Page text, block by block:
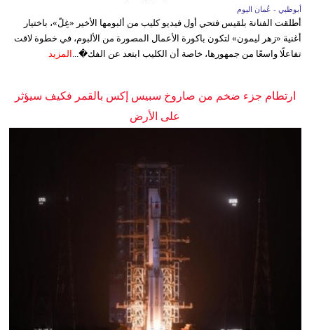
أبوظبي - عُمان اليوم
أطلقت الفنانة بلقيس فتحي أول فيديو كليب من ألبومها الأخير «غِلّ»، باختيار
أغنية «زهر ليمون» لتكون باكورة الأعمال المصورة من الألبوم، في خطوة لاقت
تفاعلًا واسعًا من جمهورها، خاصة أن الكليب ابتعد عن الفك�... المزيد
ارتطام جزء ضخم من صاروخ سبيس إكس بالقمر فكيف سيؤثر
على الأرض